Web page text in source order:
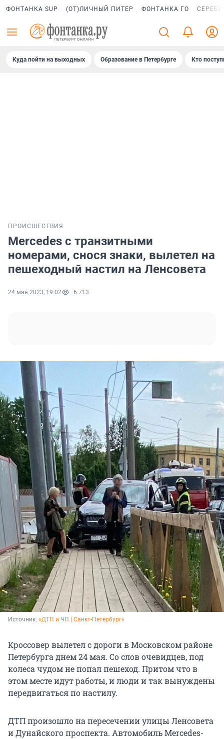
ФОНТАНКА SUP (ОТ)ЛИЧНЫЙ ПИТЕР ФОНТАНКА ГО
Куда пойти на выходных Образование в Петербурге Кто
ПРОИСШЕСТВИЯ
Mercedes с транзитными
номерами, снося знаки, вылетел на
пешеходный настил на Ленсовета
24 мая 2023, 19:02 6 713
Источник: «ДТП и ЧП | Санкт-Петербург»
Кроссовер вылетел с дороги в Московском районе
Петербурга днем 24 мая. Со слов очевидцев, под
колеса чудом не попал пешеход. Притом что в
этом месте идут работы, и люди и так вынуждены
передвигаться по настилу.
ДТП произошло на пересечении улицы Ленсовета
и Дунайского проспекта. Автомобиль Mercedes-